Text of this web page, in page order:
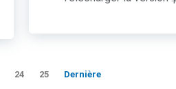
24 25 Dernière